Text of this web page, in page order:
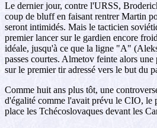
Le dernier jour, contre l'URSS,
coup de bluff en faisant rentrer Martin
seront intimidés. Mais le tacticien
premier lancer sur le gardien encore
idéale, jusqu'à ce que la ligne "A"
passes courtes. Almetov feinte alors
sur le premier tir adressé vers le but du
Comme huit ans plus tôt, une
d'égalité comme l'avait prévu le CIO, le
place les Tchécoslovaques devant les